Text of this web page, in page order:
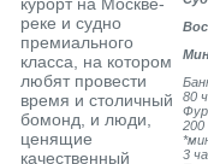
реке и судно
премиального
класса, на котором
любят провести
время и столичный
бомонд, и люди,
ценящие
качественный
80
200
3